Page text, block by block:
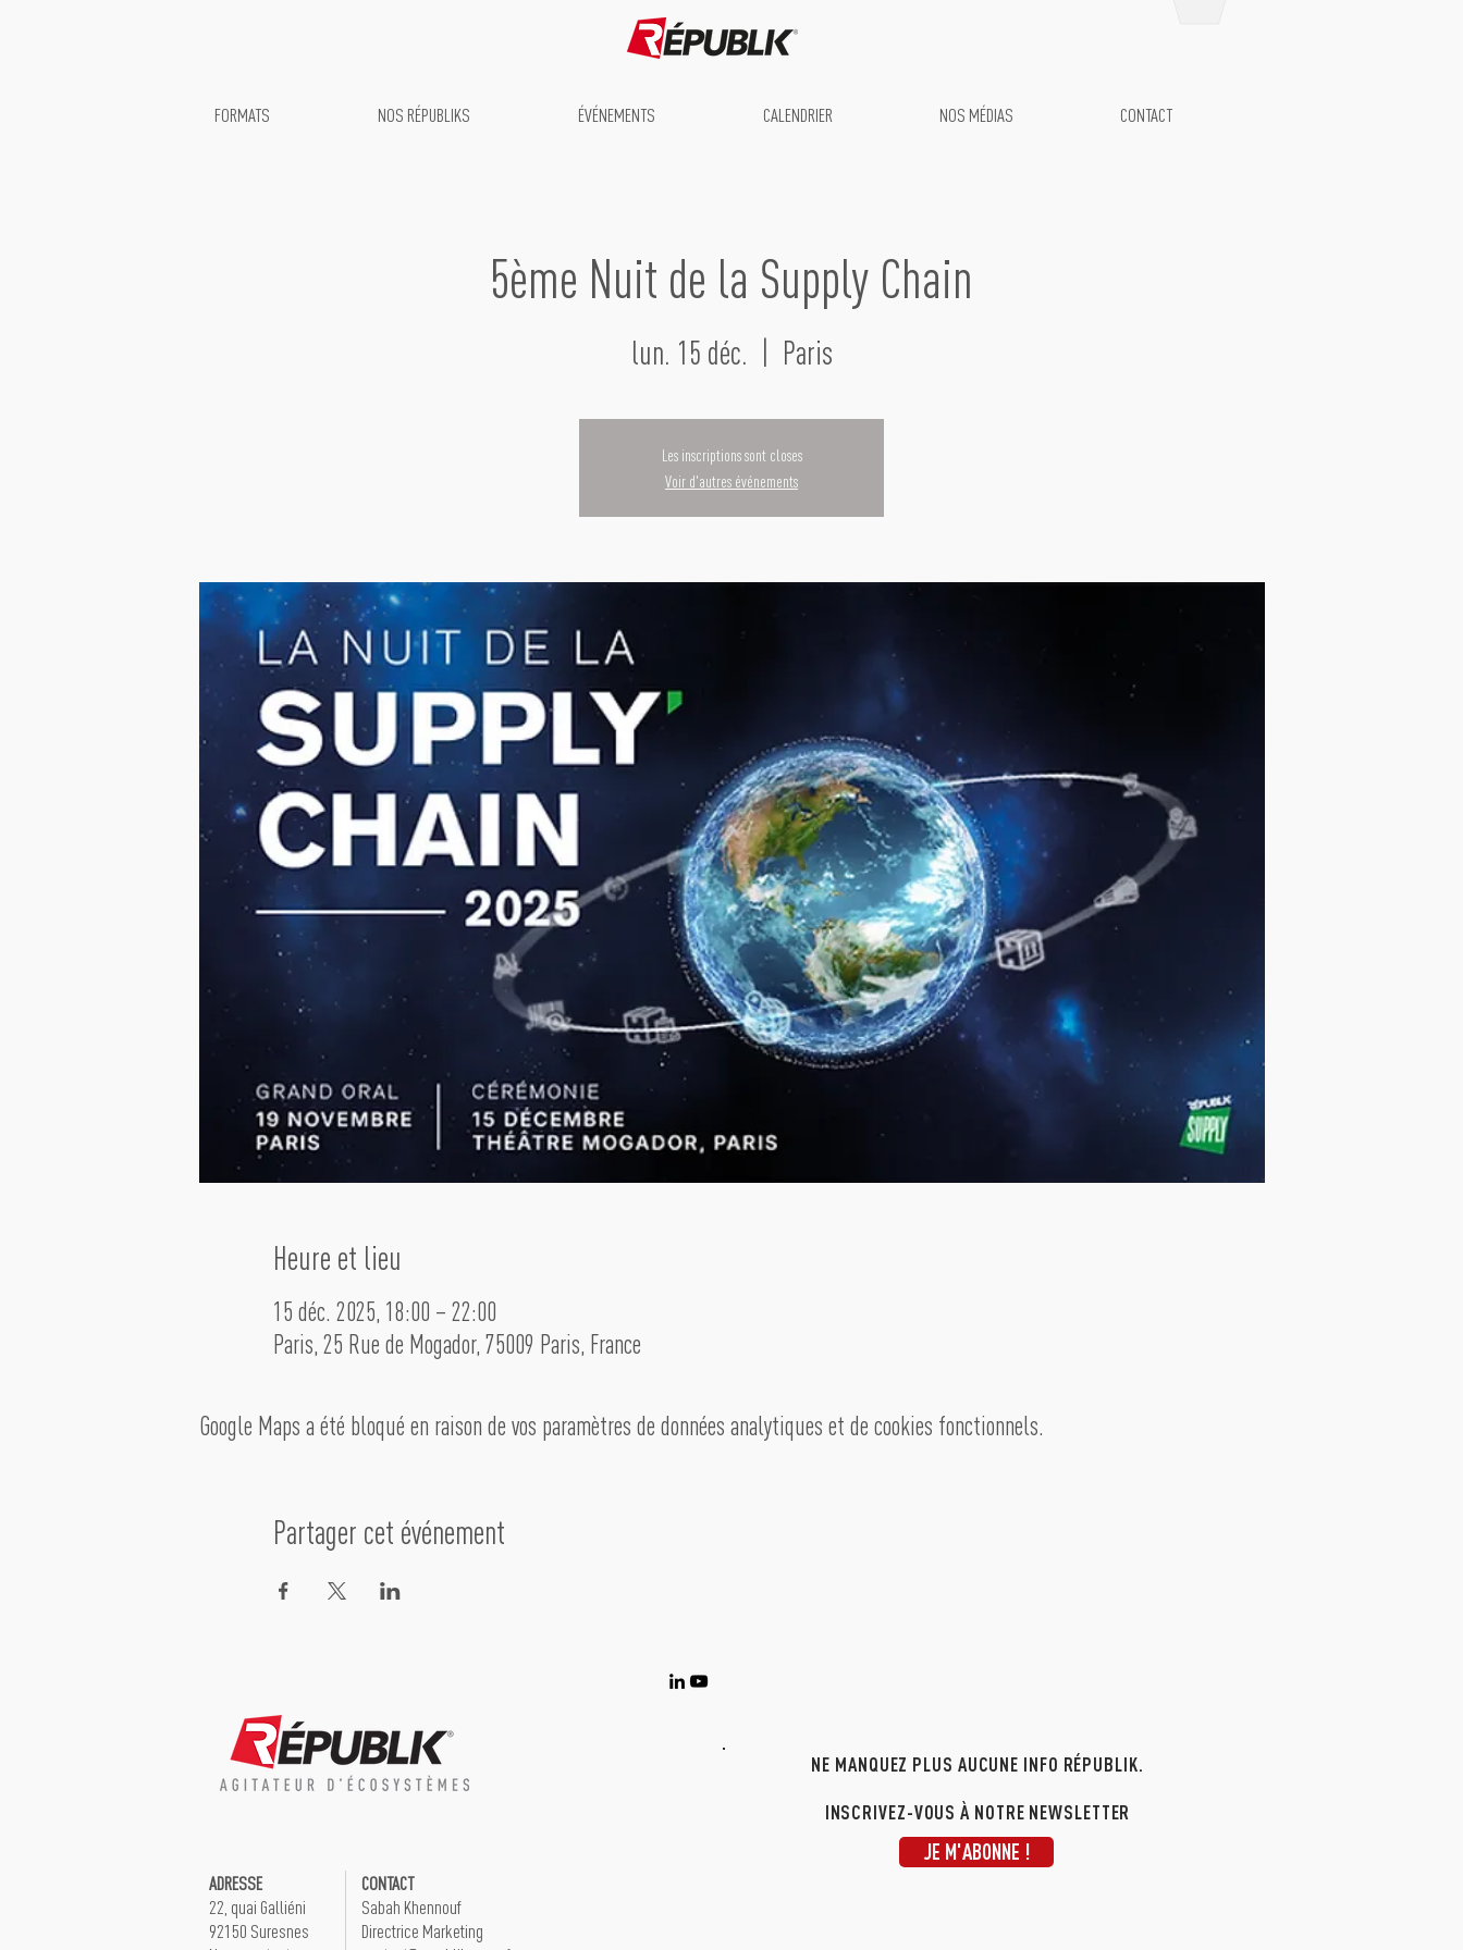
FORMATS NOS RÉPUBLIKS ÉVÉNEMENTS CALENDRIER NOS MÉDIAS CONTACT
5ème Nuit de la Supply Chain
lun. 15 déc. Paris
Les inscriptions sont closes
Voir d'autres événements
Heure et lieu
15 déc. 2025, 18:00 – 22:00
Paris, 25 Rue de Mogador, 75009 Paris, France
Google Maps a été bloqué en raison de vos paramètres de données analytiques et de cookies fonctionnels.
Partager cet événement
ADRESSE
22, quai Galliéni
92150 Suresnes
CONTACT
Sabah Khennouf
Directrice Marketing
NE MANQUEZ PLUS AUCUNE INFO RÉPUBLIK.
INSCRIVEZ-VOUS À NOTRE NEWSLETTER
JE M'ABONNE !